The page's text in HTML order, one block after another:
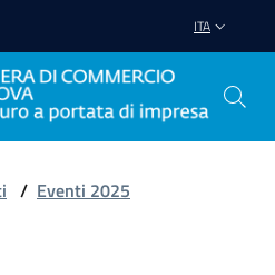
ITA
/ Eventi 2025